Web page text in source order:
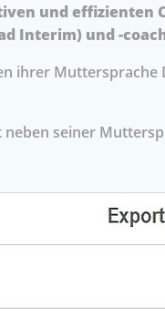
und effizienten
Interim) und -
ihrer Muttersprache
neben seiner